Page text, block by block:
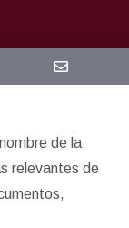
de la
relevantes de